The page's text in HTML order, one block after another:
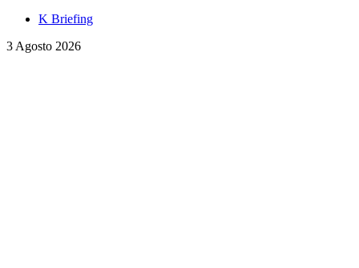
K Briefing
3 Agosto 2026